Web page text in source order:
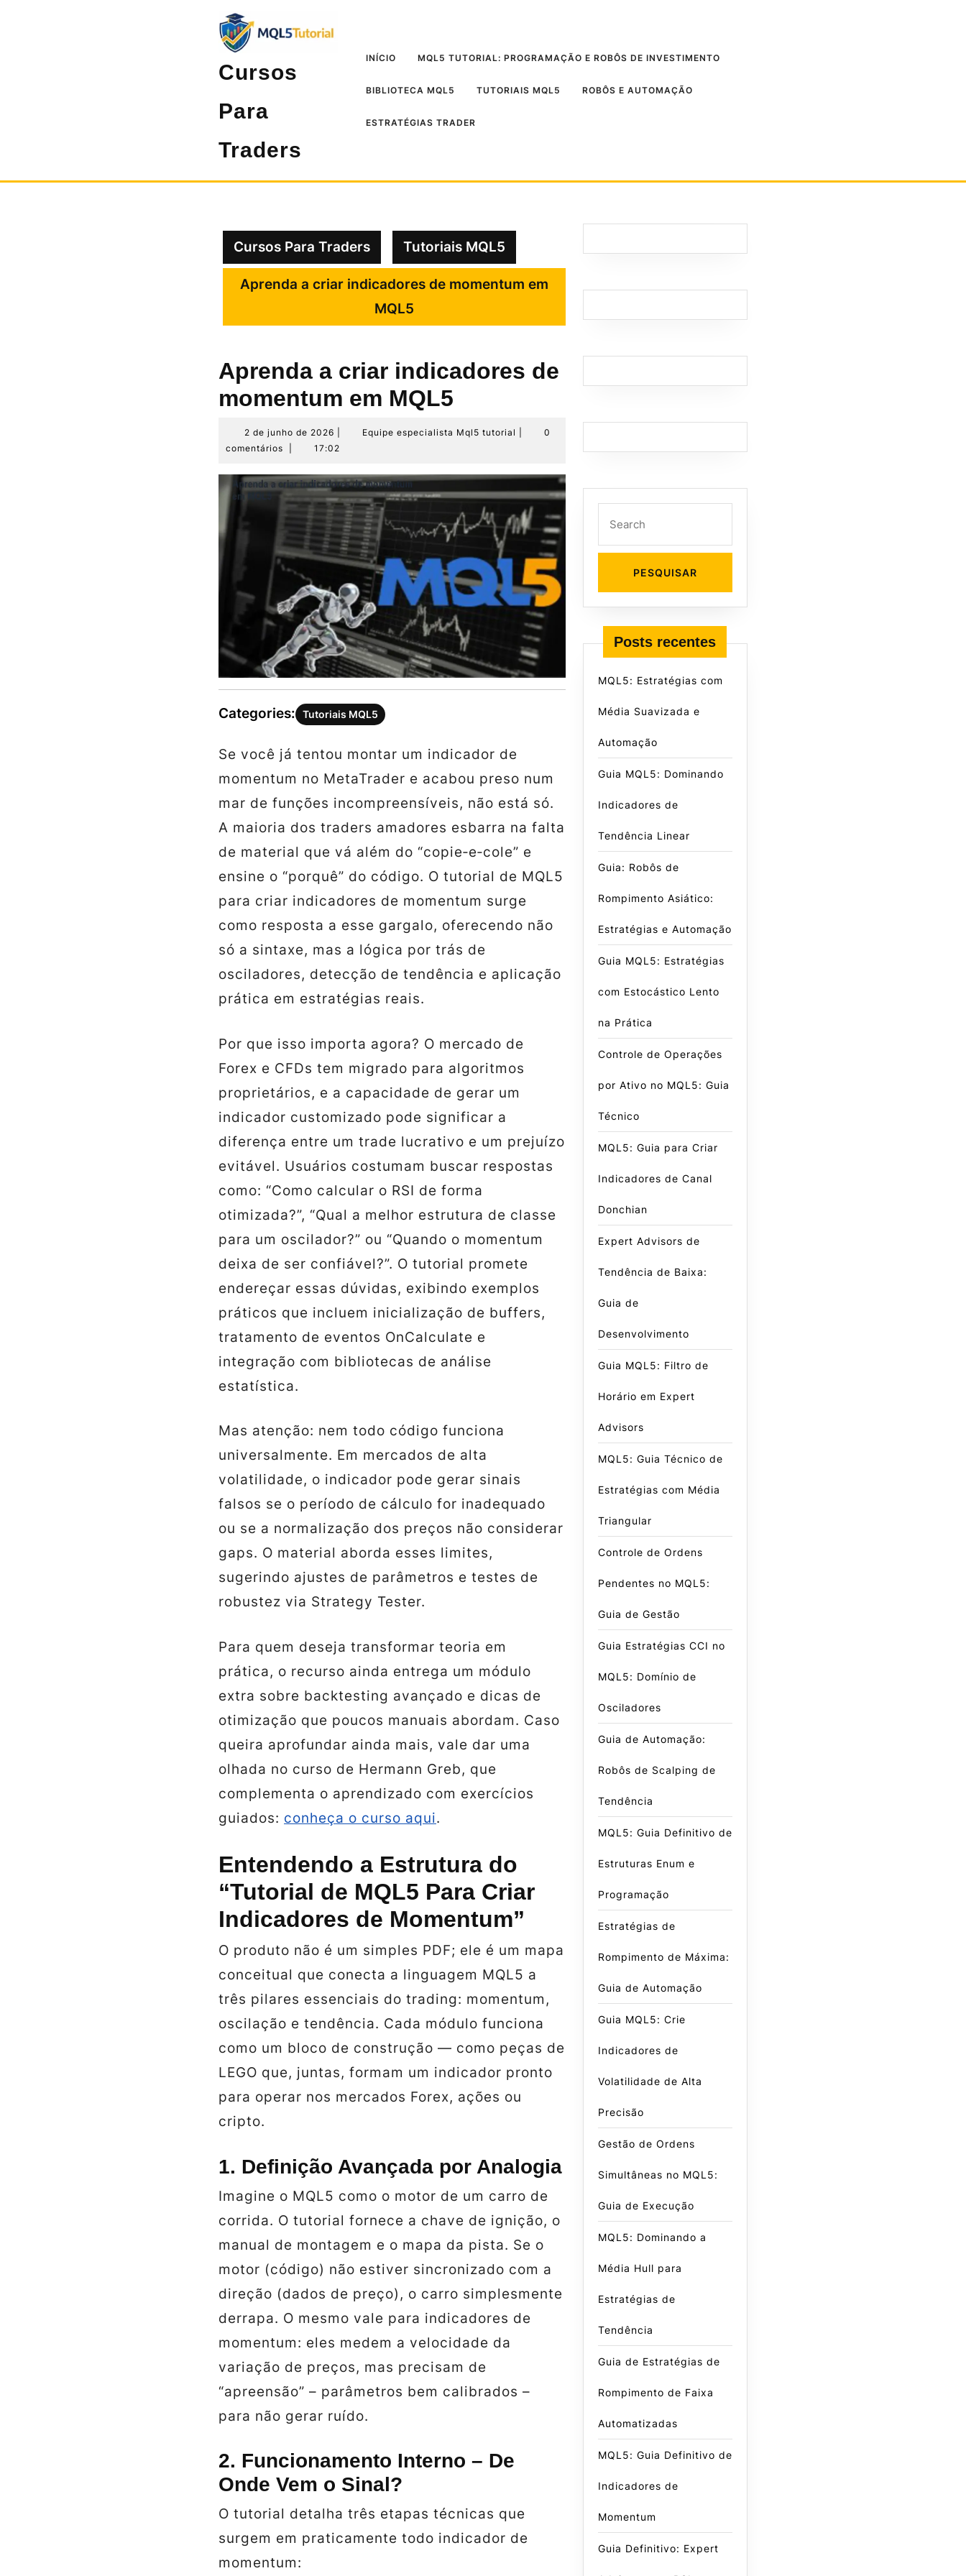
Cursos
Para
Traders
INÍCIO MQL5 TUTORIAL: PROGRAMAÇÃO E ROBÔS DE INVESTIMENTO
BIBLIOTECA MQL5 TUTORIAIS MQL5 ROBÔS E AUTOMAÇÃO
ESTRATÉGIAS TRADER
Cursos Para Traders Tutoriais MQL5
Aprenda a criar indicadores de momentum em
MQL5
Aprenda a criar indicadores de
momentum em MQL5
2 de junho de 2026
de
de
2026
Equipe especialista Mql5 tutorial
Equipe
tutorial
0
comentários
17:02
Categories: Tutoriais MQL5
Se você já tentou montar um indicador de
momentum no MetaTrader e acabou preso num
mar de funções incompreensíveis, não está só.
A maioria dos traders amadores esbarra na falta
de material que vá além do “copie‑e‑cole” e
ensine o “porquê” do código. O tutorial de MQL5
para criar indicadores de momentum surge
como resposta a esse gargalo, oferecendo não
só a sintaxe, mas a lógica por trás de
osciladores, detecção de tendência e aplicação
prática em estratégias reais.
Por que isso importa agora? O mercado de
Forex e CFDs tem migrado para algoritmos
proprietários, e a capacidade de gerar um
indicador customizado pode significar a
diferença entre um trade lucrativo e um prejuízo
evitável. Usuários costumam buscar respostas
como: “Como calcular o RSI de forma
otimizada?”, “Qual a melhor estrutura de classe
para um oscilador?” ou “Quando o momentum
deixa de ser confiável?”. O tutorial promete
endereçar essas dúvidas, exibindo exemplos
práticos que incluem inicialização de buffers,
tratamento de eventos OnCalculate e
integração com bibliotecas de análise
estatística.
Mas atenção: nem todo código funciona
universalmente. Em mercados de alta
volatilidade, o indicador pode gerar sinais
falsos se o período de cálculo for inadequado
ou se a normalização dos preços não considerar
gaps. O material aborda esses limites,
sugerindo ajustes de parâmetros e testes de
robustez via Strategy Tester.
Para quem deseja transformar teoria em
prática, o recurso ainda entrega um módulo
extra sobre backtesting avançado e dicas de
otimização que poucos manuais abordam. Caso
queira aprofundar ainda mais, vale dar uma
olhada no curso de Hermann Greb, que
complementa o aprendizado com exercícios
guiados: conheça o curso aqui.
Entendendo a Estrutura do
“Tutorial de MQL5 Para Criar
Indicadores de Momentum”
O produto não é um simples PDF; ele é um mapa
conceitual que conecta a linguagem MQL5 a
três pilares essenciais do trading: momentum,
oscilação e tendência. Cada módulo funciona
como um bloco de construção — como peças de
LEGO que, juntas, formam um indicador pronto
para operar nos mercados Forex, ações ou
cripto.
1. Definição Avançada por Analogia
Imagine o MQL5 como o motor de um carro de
corrida. O tutorial fornece a chave de ignição, o
manual de montagem e o mapa da pista. Se o
motor (código) não estiver sincronizado com a
direção (dados de preço), o carro simplesmente
derrapa. O mesmo vale para indicadores de
momentum: eles medem a velocidade da
variação de preços, mas precisam de
“apreensão” – parâmetros bem calibrados –
para não gerar ruído.
2. Funcionamento Interno – De
Onde Vem o Sinal?
O tutorial detalha três etapas técnicas que
surgem em praticamente todo indicador de
momentum:
Posts recentes
MQL5: Estratégias com
Média Suavizada e
Automação
Guia MQL5: Dominando
Indicadores de
Tendência Linear
Guia: Robôs de
Rompimento Asiático:
Estratégias e Automação
Guia MQL5: Estratégias
com Estocástico Lento
na Prática
Controle de Operações
por Ativo no MQL5: Guia
Técnico
MQL5: Guia para Criar
Indicadores de Canal
Donchian
Expert Advisors de
Tendência de Baixa:
Guia de
Desenvolvimento
Guia MQL5: Filtro de
Horário em Expert
Advisors
MQL5: Guia Técnico de
Estratégias com Média
Triangular
Controle de Ordens
Pendentes no MQL5:
Guia de Gestão
Guia Estratégias CCI no
MQL5: Domínio de
Osciladores
Guia de Automação:
Robôs de Scalping de
Tendência
MQL5: Guia Definitivo de
Estruturas Enum e
Programação
Estratégias de
Rompimento de Máxima:
Guia de Automação
Guia MQL5: Crie
Indicadores de
Volatilidade de Alta
Precisão
Gestão de Ordens
Simultâneas no MQL5:
Guia de Execução
MQL5: Dominando a
Média Hull para
Estratégias de
Tendência
Guia de Estratégias de
Rompimento de Faixa
Automatizadas
MQL5: Guia Definitivo de
Indicadores de
Momentum
Guia Definitivo: Expert